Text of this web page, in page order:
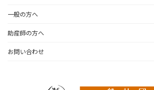
一般の方へ
助産師の方へ
お問い合わせ